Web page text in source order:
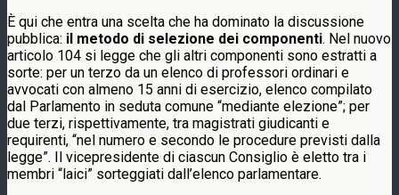
È qui che entra una scelta che ha dominato la discussione
pubblica: il metodo di selezione dei componenti. Nel nuovo
articolo 104 si legge che gli altri componenti sono estratti a
sorte: per un terzo da un elenco di professori ordinari e
avvocati con almeno 15 anni di esercizio, elenco compilato
dal Parlamento in seduta comune “mediante elezione”; per
due terzi, rispettivamente, tra magistrati giudicanti e
requirenti, “nel numero e secondo le procedure previsti dalla
legge”. Il vicepresidente di ciascun Consiglio è eletto tra i
membri “laici” sorteggiati dall’elenco parlamentare.